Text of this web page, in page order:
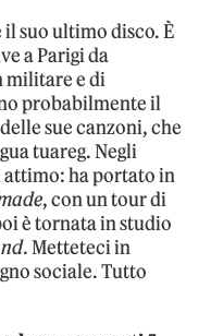
suo ultimo disco. È
a Parigi da
militare e di
probabilmente il
sue canzoni, che
tuareg. Negli
attimo: ha portato in
, con un tour di
è tornata in studio
. Metteteci in
sociale. Tutto